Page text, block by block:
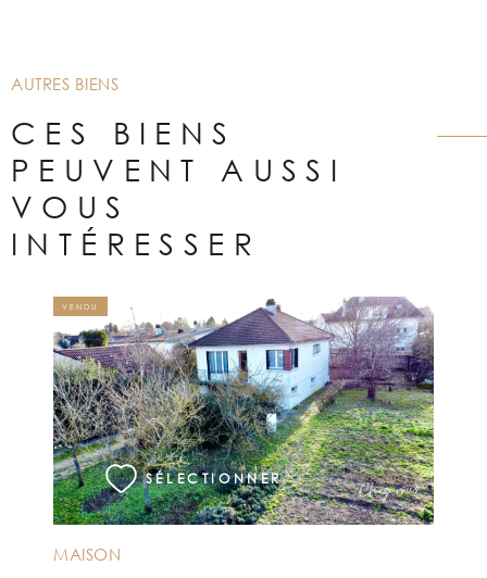
AUTRES BIENS
CES BIENS
PEUVENT AUSSI
VOUS
INTÉRESSER
MAISON
VENDU
SÉLECTIONNER
VOIR LE BIEN